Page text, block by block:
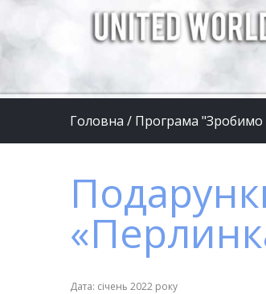
Головна / Програма
Дата: січень 2022 року